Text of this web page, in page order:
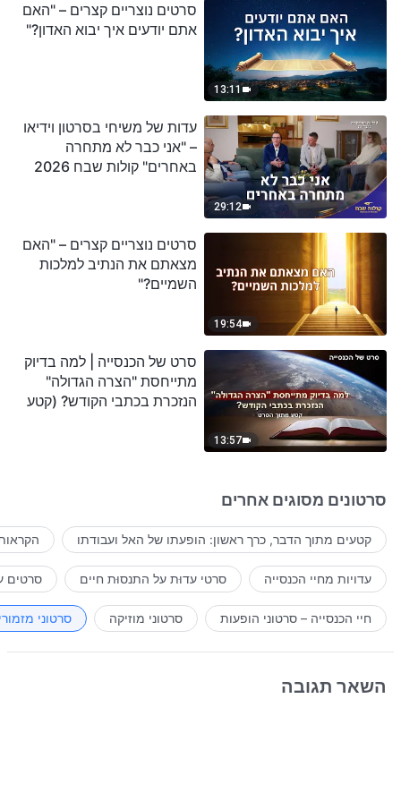
13:11
סרטים נוצריים קצרים – "האם
אתם יודעים איך יבוא האדון?"
29:12
עדות של משיחי בסרטון וידיאו
– "אני כבר לא מתחרה
באחרים" קולות שבח 2026
19:54
סרטים נוצריים קצרים – "האם
מצאתם את הנתיב למלכות
השמיים?"
13:57
סרט של הכנסייה | למה בדיוק
מתייחסת "הצרה הגדולה"
הנזכרת בכתבי הקודש? (קטע
סרטונים מסוגים אחרים
קטעים מתוך הדבר, כרך ראשון: הופעתו של האל ועבודתו
עדויות מחיי הכנסייה סרטי עדוּת על התנסוּת חיים סרטים
חיי הכנסייה – סרטוני הופעות סרטוני מוזיקה סרטוני
השאר תגובה